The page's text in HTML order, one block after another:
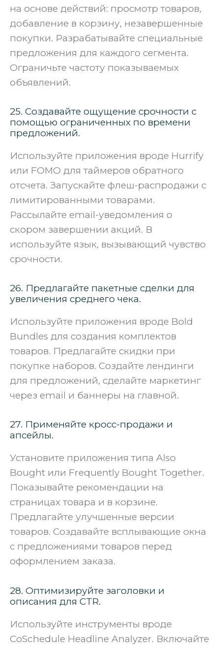
на основе действий: просмотр товаров,
добавление в корзину, незавершенные
покупки. Разрабатывайте специальные
предложения для каждого сегмента.
Ограничьте частоту показываемых
объявлений.
25. Создавайте ощущение срочности с
помощью ограниченных по времени
предложений.
Используйте приложения вроде Hurrify
или FOMO для таймеров обратного
отсчета. Запускайте флеш-распродажи с
лимитированными товарами.
Рассылайте email-уведомления о
скором завершении акций. В
используйте язык, вызывающий чувство
срочности.
26. Предлагайте пакетные сделки для
увеличения среднего чека.
Используйте приложения вроде Bold
Bundles для создания комплектов
товаров. Предлагайте скидки при
покупке наборов. Создайте лендинги
для предложений, сделайте маркетинг
через email и баннеры на главной.
27. Применяйте кросс-продажи и
апсейлы.
Установите приложения типа Also
Bought или Frequently Bought Together.
Показывайте рекомендации на
страницах товара и в корзине.
Предлагайте улучшенные версии
товаров. Создавайте всплывающие окна
с предложениями товаров перед
оформлением заказа.
28. Оптимизируйте заголовки и
описания для CTR.
Используйте инструменты вроде
CoSchedule Headline Analyzer. Включайте